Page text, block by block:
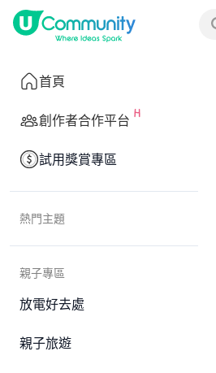
首頁
創作者合作平台
試用獎賞專區
熱門主題
親子專區
放電好去處
親子旅遊